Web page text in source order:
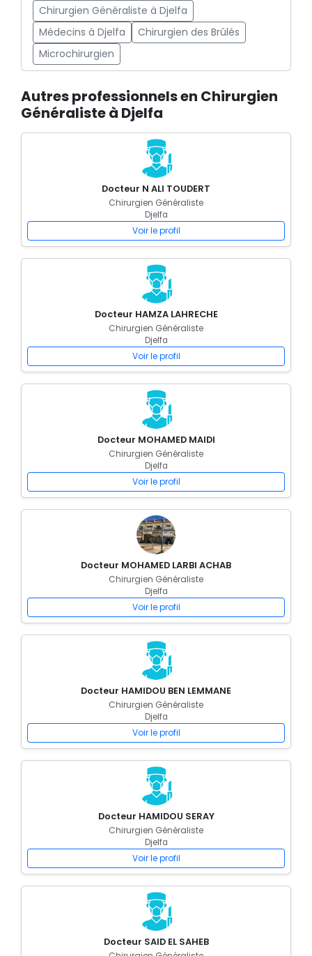
Chirurgien Généraliste à Djelfa
Médecins à Djelfa
Chirurgien des Brûlés
Microchirurgien
Autres professionnels en Chirurgien
Généraliste à Djelfa
Docteur N ALI TOUDERT
Chirurgien Généraliste
Djelfa
Voir le profil
Docteur HAMZA LAHRECHE
Chirurgien Généraliste
Djelfa
Voir le profil
Docteur MOHAMED MAIDI
Chirurgien Généraliste
Djelfa
Voir le profil
Docteur MOHAMED LARBI ACHAB
Chirurgien Généraliste
Djelfa
Voir le profil
Docteur HAMIDOU BEN LEMMANE
Chirurgien Généraliste
Djelfa
Voir le profil
Docteur HAMIDOU SERAY
Chirurgien Généraliste
Djelfa
Voir le profil
Docteur SAID EL SAHEB